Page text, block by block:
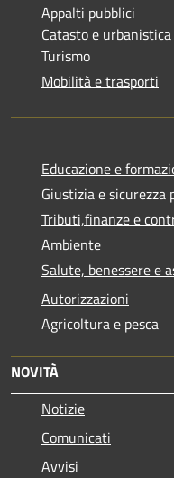
Appalti pubblici
Catasto e urbanistica
Turismo
Mobilità e trasporti
Educazione e
Giustizia e sicurezza
Tributi,finanze e
Ambiente
Salute, benessere e
Autorizzazioni
Agricoltura e pesca
NOVITÀ
Notizie
Comunicati
Avvisi